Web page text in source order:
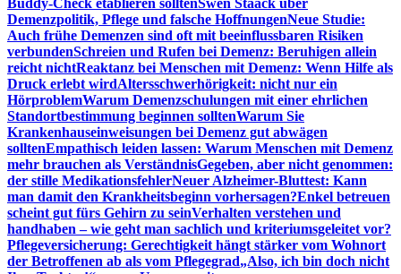
Buddy-Check etablieren solltenSwen Staack über
Demenzpolitik, Pflege und falsche HoffnungenNeue Studie:
Auch frühe Demenzen sind oft mit beeinflussbaren Risiken
verbundenSchreien und Rufen bei Demenz: Beruhigen allein
reicht nichtReaktanz bei Menschen mit Demenz: Wenn Hilfe als
Druck erlebt wirdAltersschwerhörigkeit: nicht nur ein
HörproblemWarum Demenzschulungen mit einer ehrlichen
Standortbestimmung beginnen solltenWarum Sie
Krankenhauseinweisungen bei Demenz gut abwägen
solltenEmpathisch leiden lassen: Warum Menschen mit Demenz
mehr brauchen als VerständnisGegeben, aber nicht genommen:
der stille MedikationsfehlerNeuer Alzheimer-Bluttest: Kann
man damit den Krankheitsbeginn vorhersagen?Enkel betreuen
scheint gut fürs Gehirn zu seinVerhalten verstehen und
handhaben – wie geht man sachlich und kriteriumsgeleitet vor?
Pflegeversicherung: Gerechtigkeit hängt stärker vom Wohnort
der Betroffenen ab als vom Pflegegrad„Also, ich bin doch nicht